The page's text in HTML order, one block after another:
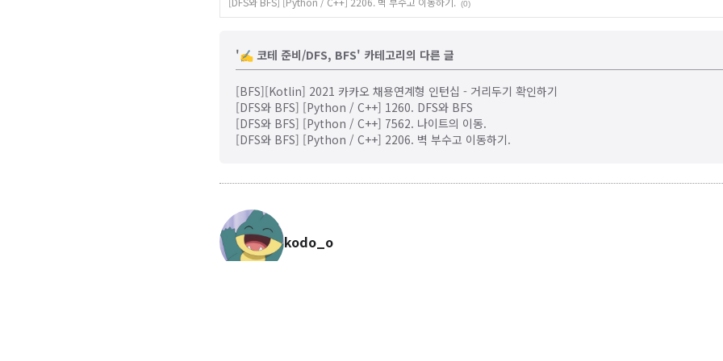
(0)
'✍️ 코테 준비/DFS, BFS' 카테고리의 다른 글
[BFS][Kotlin] 2021 카카오 채용연계형 인턴십 - 거리두기 확인하기
[DFS와 BFS] [Python / C++] 1260. DFS와 BFS
[DFS와 BFS] [Python / C++] 7562. 나이트의 이동.
[DFS와 BFS] [Python / C++] 2206. 벽 부수고 이동하기.
kodo_o